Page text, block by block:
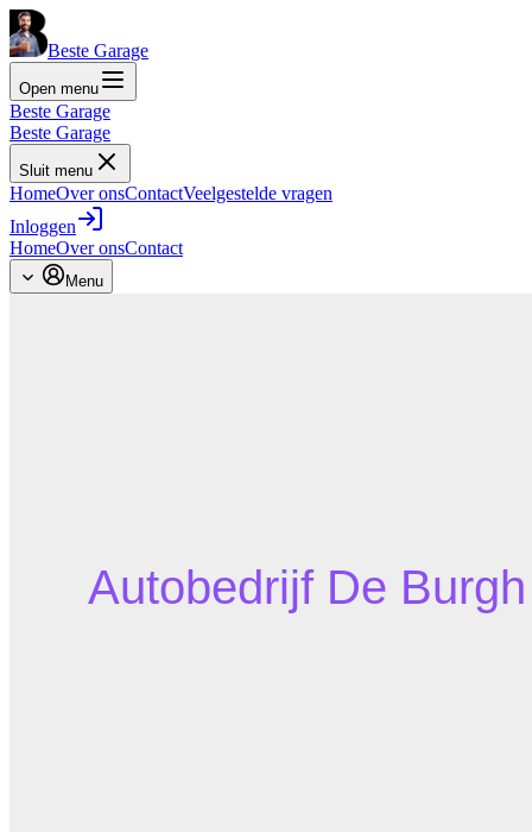
Beste Garage
Open menu
Beste Garage
Beste Garage
Sluit menu
HomeOver onsContactVeelgestelde vragen
Inloggen
HomeOver onsContact
Menu